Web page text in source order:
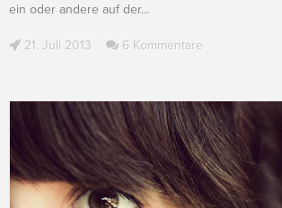
ein oder andere auf der…
21. Juli 2013 6 Kommentare